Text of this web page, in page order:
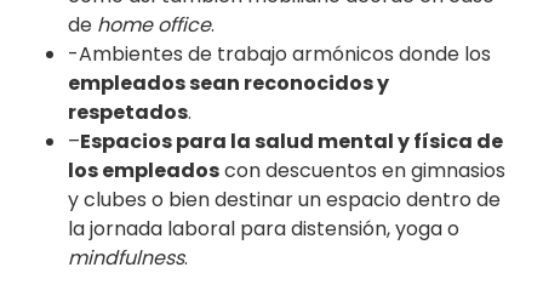
de home office.
-Ambientes de trabajo armónicos donde los
empleados sean reconocidos y
respetados.
–Espacios para la salud mental y física de
los empleadoscon descuentos en gimnasios
y clubes o bien destinar un espacio dentro de
la jornada laboral para distensión, yoga o
mindfulness.